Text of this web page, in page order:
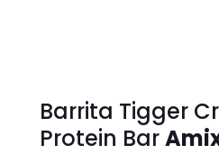
Barrita Tigger
Protein Bar